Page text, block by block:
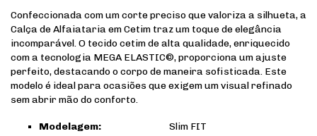
Confeccionada com um corte preciso que valoriza a silhueta, a
Calça de Alfaiataria em Cetim traz um toque de elegância
incomparável. O tecido cetim de alta qualidade, enriquecido
com a tecnologia MEGA ELASTIC©, proporciona um ajuste
perfeito, destacando o corpo de maneira sofisticada. Este
modelo é ideal para ocasiões que exigem um visual refinado
sem abrir mão do conforto.
Modelagem:
Slim FIT